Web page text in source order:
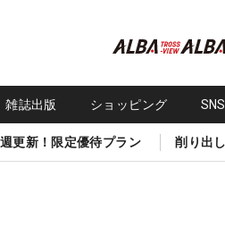
雑誌出版 ショッピング
更新！限定優待プラン 削り出